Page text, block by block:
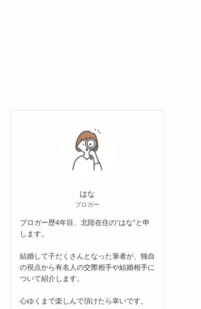
はな
ブロガー
ブロガー歴4年目、北陸在住の“はな”と申
します。
結婚して子だくさんとなった筆者が、独自
の視点から有名人の交際相手や結婚相手に
ついて紹介します。
心ゆくまで楽しんで頂けたら幸いです。